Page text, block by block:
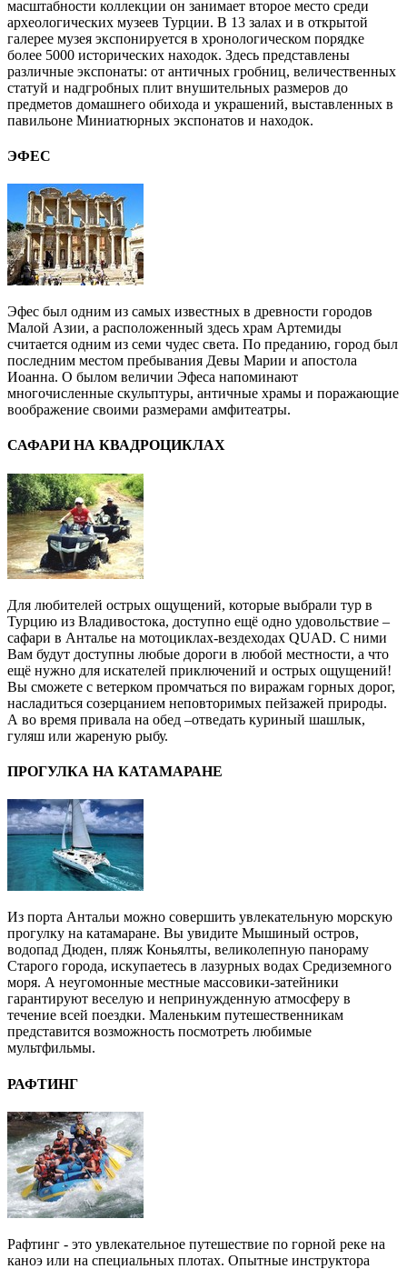
масштабности коллекции он занимает второе место среди
археологических музеев Турции. В 13 залах и в открытой
галерее музея экспонируется в хронологическом порядке
более 5000 исторических находок. Здесь представлены
различные экспонаты: от античных гробниц, величественных
статуй и надгробных плит внушительных размеров до
предметов домашнего обихода и украшений, выставленных в
павильоне Миниатюрных экспонатов и находок.
ЭФЕС
Эфес был одним из самых известных в древности городов
Малой Азии, а расположенный здесь храм Артемиды
считается одним из семи чудес света. По преданию, город был
последним местом пребывания Девы Марии и апостола
Иоанна. О былом величии Эфеса напоминают
многочисленные скульптуры, античные храмы и поражающие
воображение своими размерами амфитеатры.
САФАРИ НА КВАДРОЦИКЛАХ
Для любителей острых ощущений, которые выбрали тур в
Турцию из Владивостока, доступно ещё одно удовольствие –
сафари в Анталье на мотоциклах-вездеходах QUAD. С ними
Вам будут доступны любые дороги в любой местности, а что
ещё нужно для искателей приключений и острых ощущений!
Вы сможете с ветерком промчаться по виражам горных дорог,
насладиться созерцанием неповторимых пейзажей природы.
А во время привала на обед –отведать куриный шашлык,
гуляш или жареную рыбу.
ПРОГУЛКА НА КАТАМАРАНЕ
Из порта Антальи можно совершить увлекательную морскую
прогулку на катамаране. Вы увидите Мышиный остров,
водопад Дюден, пляж Коньялты, великолепную панораму
Старого города, искупаетесь в лазурных водах Средиземного
моря. А неугомонные местные массовики-затейники
гарантируют веселую и непринужденную атмосферу в
течение всей поездки. Маленьким путешественникам
представится возможность посмотреть любимые
мультфильмы.
РАФТИНГ
Рафтинг - это увлекательное путешествие по горной реке на
каноэ или на специальных плотах. Опытные инструктора